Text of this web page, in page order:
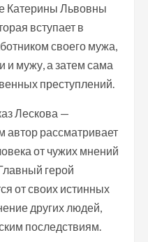
Катерины Львовны
вступает в
своего мужа,
и мужу, а затем сама
преступлений.
Лескова —
автор рассматривает
от чужих мнений
герой
от своих истинных
других людей,
последствиям.